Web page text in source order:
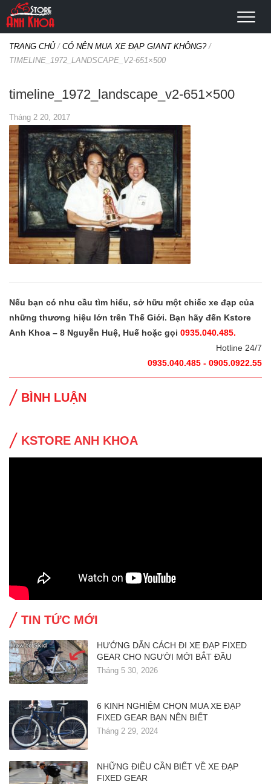
TRANG CHỦ/ CÓ NÊN MUA XE ĐẠP GIANT KHÔNG?/
TIMELINE_1972_LANDSCAPE_V2-651×500
timeline_1972_landscape_v2-651×500
Tháng 2 20, 2017
Nếu bạn có nhu cầu tìm hiểu, sở hữu một chiếc xe đạp của
những thương hiệu lớn trên Thế Giới. Bạn hãy đến Kstore
Anh Khoa – 8 Nguyễn Huệ, Huế hoặc gọi 0935.040.485.
Hotline 24/7
0935.040.485 - 0905.0922.55
BÌNH LUẬN
KSTORE ANH KHOA
TIN TỨC MỚI
HƯỚNG DẪN CÁCH ĐI XE ĐẠP FIXED
GEAR CHO NGƯỜI MỚI BẮT ĐẦU
Tháng 5 30, 2026
6 KINH NGHIỆM CHỌN MUA XE ĐẠP
FIXED GEAR BẠN NÊN BIẾT
Tháng 2 29, 2024
NHỮNG ĐIỀU CẦN BIẾT VỀ XE ĐẠP
FIXED GEAR